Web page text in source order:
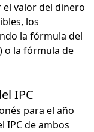
valor del dinero
los
la fórmula del
o la fórmula de
IPC
para el año
IPC de ambos